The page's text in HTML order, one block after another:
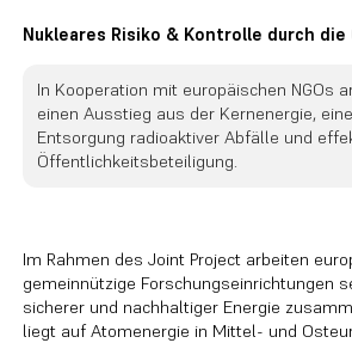
Nukleares Risiko & Kontrolle durch
In Kooperation mit europäischen NGOs
einen Ausstieg aus der Kernenergie,
Entsorgung radioaktiver Abfälle und
Öffentlichkeitsbeteiligung.
Im Rahmen des Joint Project arbeiten
gemeinnützige Forschungseinrichtungen
sicherer und nachhaltiger Energie
liegt auf Atomenergie in Mittel- und